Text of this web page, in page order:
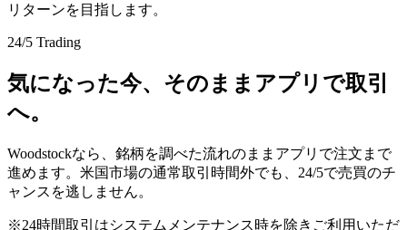
リターンを目指します。
24/5 Trading
気になった今、そのままアプリで取引
へ。
Woodstockなら、銘柄を調べた流れのままアプリで注文まで
進めます。米国市場の通常取引時間外でも、24/5で売買のチ
ャンスを逃しません。
※24時間取引はシステムメンテナンス時を除きご利用いただ